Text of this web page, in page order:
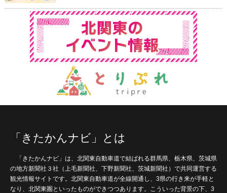
「きたかんナビ」とは
「きたかんナビ」は、北関東自動車道で結ばれる群馬県、栃木県、茨城県
の地方新聞社３社（上毛新聞社、下野新聞社、茨城新聞社）で共同運営する
観光情報サイトです。北関東自動車道が全線開通し、3県の行き来が手軽と
なり、北関東圏といったものができつつあります。こういった背景の下、3